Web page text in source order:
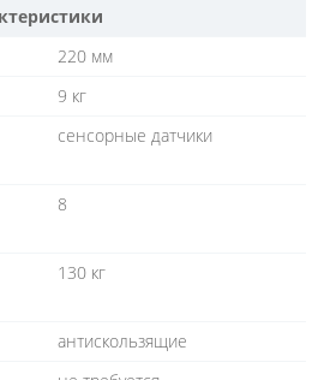
220 мм
9 кг
сенсорные датчики
8
130 кг
антискользящие